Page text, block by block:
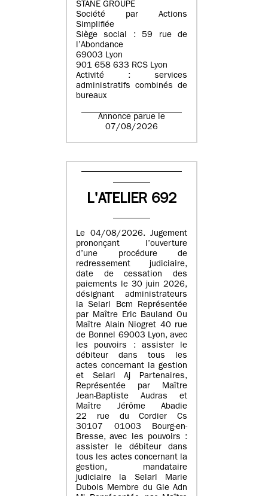
STANE GROUPE
Société par Actions
Simplifiée
Siège social : 59 rue de
l’Abondance
69003 Lyon
901 658 633 RCS Lyon
Activité : services
administratifs combinés de
bureaux
Annonce parue le
07/08/2026
L'ATELIER 692
Le 04/08/2026. Jugement
prononçant l’ouverture
d’une procédure de
redressement judiciaire,
date de cessation des
paiements le 30 juin 2026,
désignant administrateurs
la Selarl Bcm Représentée
par Maître Eric Bauland Ou
Maître Alain Niogret 40 rue
de Bonnel 69003 Lyon, avec
les pouvoirs : assister le
débiteur dans tous les
actes concernant la gestion
et Selarl Aj Partenaires,
Représentée par Maître
Jean-Baptiste Audras et
Maître Jérôme Abadie
22 rue du Cordier Cs
30107 01003 Bourg-en-
Bresse, avec les pouvoirs :
assister le débiteur dans
tous les actes concernant la
gestion, mandataire
judiciaire la Selarl Marie
Dubois Membre du Gie Adn